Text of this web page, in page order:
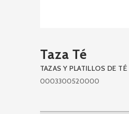
Taza Té
TAZAS Y PLATILLOS DE TÉ
0003300520000